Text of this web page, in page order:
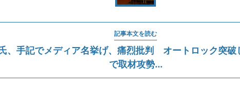
記事本文を読む
、手記でメディア名挙げ、痛烈批判 オートロック突破
で取材攻勢...